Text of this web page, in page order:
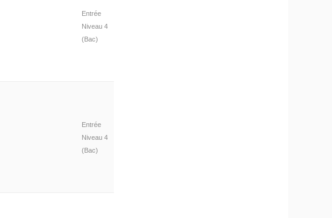
Entrée
Niveau 4
(Bac)
Entrée
Niveau 4
(Bac)